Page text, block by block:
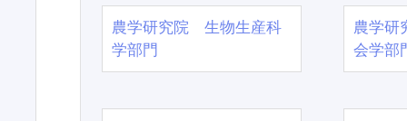
農学研究院 生物生産科
学部門
農学
会学部